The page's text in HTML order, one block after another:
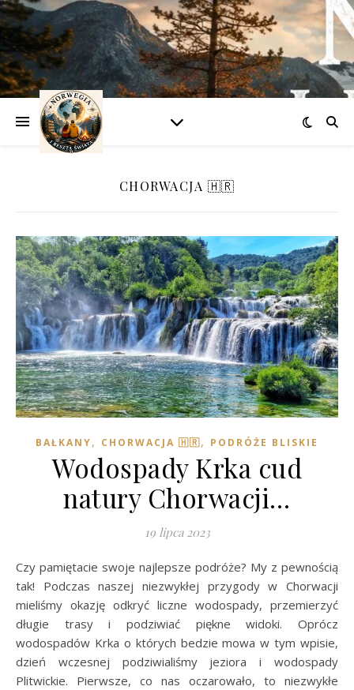
CHORWACJA 🇭🇷
BAŁKANY, CHORWACJA 🇭🇷, PODRÓŻE BLISKIE
Wodospady Krka cud
natury Chorwacji…
19 lipca 2023
Czy pamiętacie swoje najlepsze podróże? My z pewnością
tak! Podczas naszej niezwykłej przygody w Chorwacji
mieliśmy okazję odkryć liczne wodospady, przemierzyć
długie trasy i podziwiać piękne widoki. Oprócz
wodospadów Krka o których bedzie mowa w tym wpisie,
dzień wczesnej podziwialiśmy jeziora i wodospady
Plitwickie. Pierwsze, co nas oczarowało, to niezwykłe